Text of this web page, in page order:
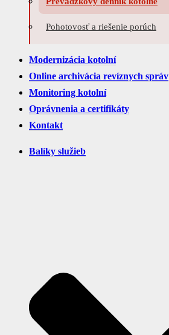
Pohotovosť a riešenie porúch
Modernizácia kotolní
Online archivácia revíznych správ
Monitoring kotolní
Oprávnenia a certifikáty
Kontakt
Balíky služieb